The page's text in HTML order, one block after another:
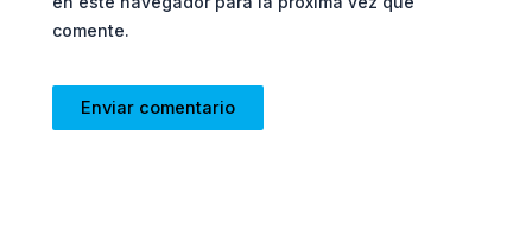
comente.